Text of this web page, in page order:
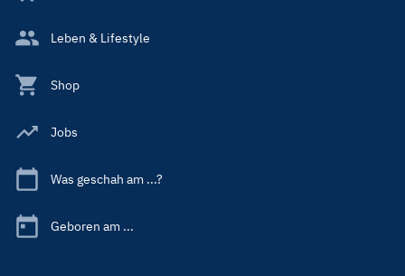
Leben & Lifestyle
Shop
Jobs
Was geschah am ...?
Geboren am ...